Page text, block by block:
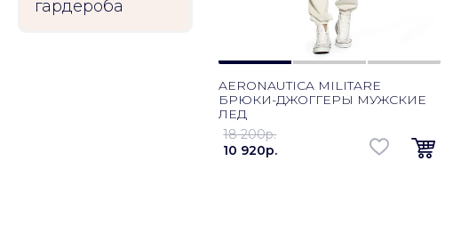
гардероба
AERONAUTICA MILITARE
БРЮКИ-ДЖОГГЕРЫ МУЖСКИЕ
ЛЕД
18 200p.
10 920p.